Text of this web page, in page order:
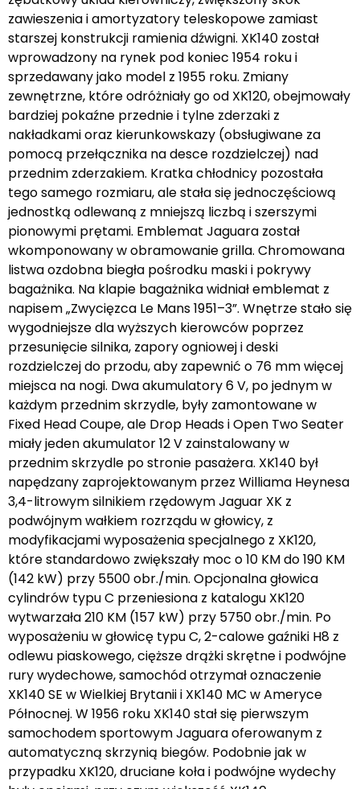
zawieszenia i amortyzatory teleskopowe zamiast
starszej konstrukcji ramienia dźwigni. XK140 został
wprowadzony na rynek pod koniec 1954 roku i
sprzedawany jako model z 1955 roku. Zmiany
zewnętrzne, które odróżniały go od XK120, obejmowały
bardziej pokaźne przednie i tylne zderzaki z
nakładkami oraz kierunkowskazy (obsługiwane za
pomocą przełącznika na desce rozdzielczej) nad
przednim zderzakiem. Kratka chłodnicy pozostała
tego samego rozmiaru, ale stała się jednoczęściową
jednostką odlewaną z mniejszą liczbą i szerszymi
pionowymi prętami. Emblemat Jaguara został
wkomponowany w obramowanie grilla. Chromowana
listwa ozdobna biegła pośrodku maski i pokrywy
bagażnika. Na klapie bagażnika widniał emblemat z
napisem „Zwycięzca Le Mans 1951–3”. Wnętrze stało się
wygodniejsze dla wyższych kierowców poprzez
przesunięcie silnika, zapory ogniowej i deski
rozdzielczej do przodu, aby zapewnić o 76 mm więcej
miejsca na nogi. Dwa akumulatory 6 V, po jednym w
każdym przednim skrzydle, były zamontowane w
Fixed Head Coupe, ale Drop Heads i Open Two Seater
miały jeden akumulator 12 V zainstalowany w
przednim skrzydle po stronie pasażera. XK140 był
napędzany zaprojektowanym przez Williama Heynesa
3,4-litrowym silnikiem rzędowym Jaguar XK z
podwójnym wałkiem rozrządu w głowicy, z
modyfikacjami wyposażenia specjalnego z XK120,
które standardowo zwiększały moc o 10 KM do 190 KM
(142 kW) przy 5500 obr./min. Opcjonalna głowica
cylindrów typu C przeniesiona z katalogu XK120
wytwarzała 210 KM (157 kW) przy 5750 obr./min. Po
wyposażeniu w głowicę typu C, 2-calowe gaźniki H8 z
odlewu piaskowego, cięższe drążki skrętne i podwójne
rury wydechowe, samochód otrzymał oznaczenie
XK140 SE w Wielkiej Brytanii i XK140 MC w Ameryce
Północnej. W 1956 roku XK140 stał się pierwszym
samochodem sportowym Jaguara oferowanym z
automatyczną skrzynią biegów. Podobnie jak w
przypadku XK120, druciane koła i podwójne wydechy